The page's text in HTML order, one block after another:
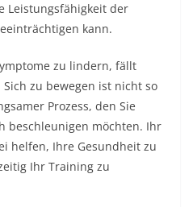
Leistungsfähigkeit der
kann.
zu lindern, fällt
zu bewegen ist nicht so
Prozess, den Sie
beschleunigen möchten. Ihr
helfen, Ihre Gesundheit zu
Ihr Training zu